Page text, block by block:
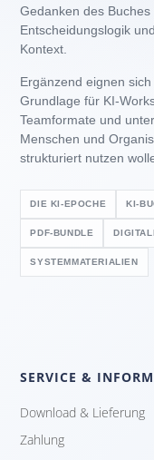
Gedanken des Buches
Entscheidungslogik
Kontext.
Ergänzend eignen
Grundlage für KI-
Teamformate und
Menschen und
strukturiert nutzen
DIE KI-EPOCHE KI-
PDF-BUNDLE
SYSTEMMATERIALIEN
SERVICE &
Download & Lieferung
Zahlung